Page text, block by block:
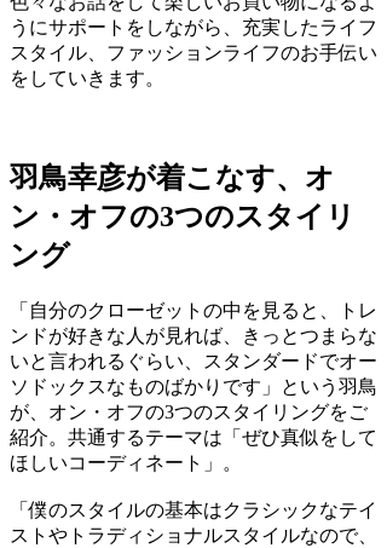
うにサポートをしながら、充実したライフ
スタイル、ファッションライフのお手伝い
をしていきます。
羽鳥幸彦が着こなす、オ
ン・オフの3つのスタイリ
ング
「自分のクローゼットの中を見ると、トレ
ンドが好きな人が見れば、きっとつまらな
いと言われるぐらい、スタンダードでオー
ソドックスなものばかりです」という羽鳥
が、オン・オフの3つのスタイリングをご
紹介。共通するテーマは「ぜひ真似をして
ほしいコーディネート」。
「僕のスタイルの基本はクラシックなテイ
ストやトラディショナルスタイルなので、